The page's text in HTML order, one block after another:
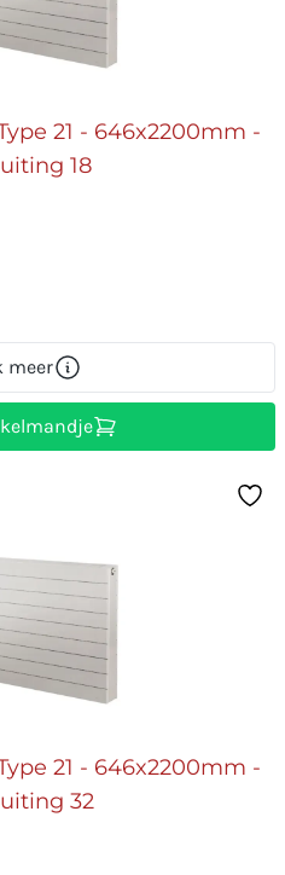
21 - 646x2200mm -
18
meer
21 - 646x2200mm -
32